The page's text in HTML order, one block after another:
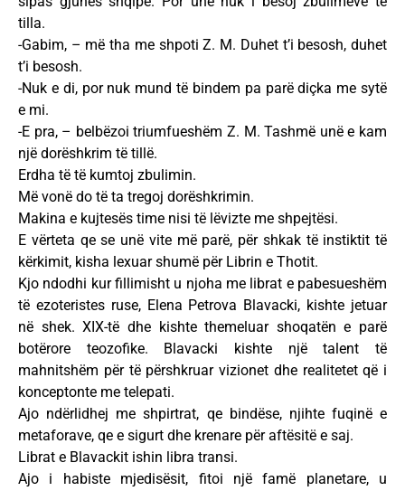
tilla.
-Gabim, – më tha me shpoti Z. M. Duhet t’i besosh, duhet
t’i besosh.
-Nuk e di, por nuk mund të bindem pa parë diçka me sytë
e mi.
-E pra, – belbëzoi triumfueshëm Z. M. Tashmë unë e kam
një dorëshkrim të tillë.
Erdha të të kumtoj zbulimin.
Më vonë do të ta tregoj dorëshkrimin.
Makina e kujtesës time nisi të lëvizte me shpejtësi.
E vërteta qe se unë vite më parë, për shkak të instiktit të
kërkimit, kisha lexuar shumë për Librin e Thotit.
Kjo ndodhi kur fillimisht u njoha me librat e pabesueshëm
të ezoteristes ruse, Elena Petrova Blavacki, kishte jetuar
në shek. XIX-të dhe kishte themeluar shoqatën e parë
botërore teozofike. Blavacki kishte një talent të
mahnitshëm për të përshkruar vizionet dhe realitetet që i
konceptonte me telepati.
Ajo ndërlidhej me shpirtrat, qe bindëse, njihte fuqinë e
metaforave, qe e sigurt dhe krenare për aftësitë e saj.
Librat e Blavackit ishin libra transi.
Ajo i habiste mjedisësit, fitoi një famë planetare, u